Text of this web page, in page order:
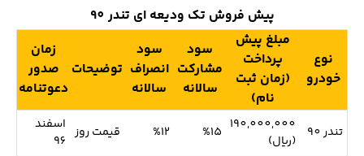
پیش فروش تک ودیعه ای تندر 90
نوع
خودرو
مبلغ پیش
پرداخت
(زمان ثبت
نام)
سود
مشارکت
سالانه
سود
انصراف
سالانه
توضیحات
زمان
صدور
دعوتنامه
تندر 90
190,000,000
(ریال)
%15
%12 قیمت روز اسفند
96